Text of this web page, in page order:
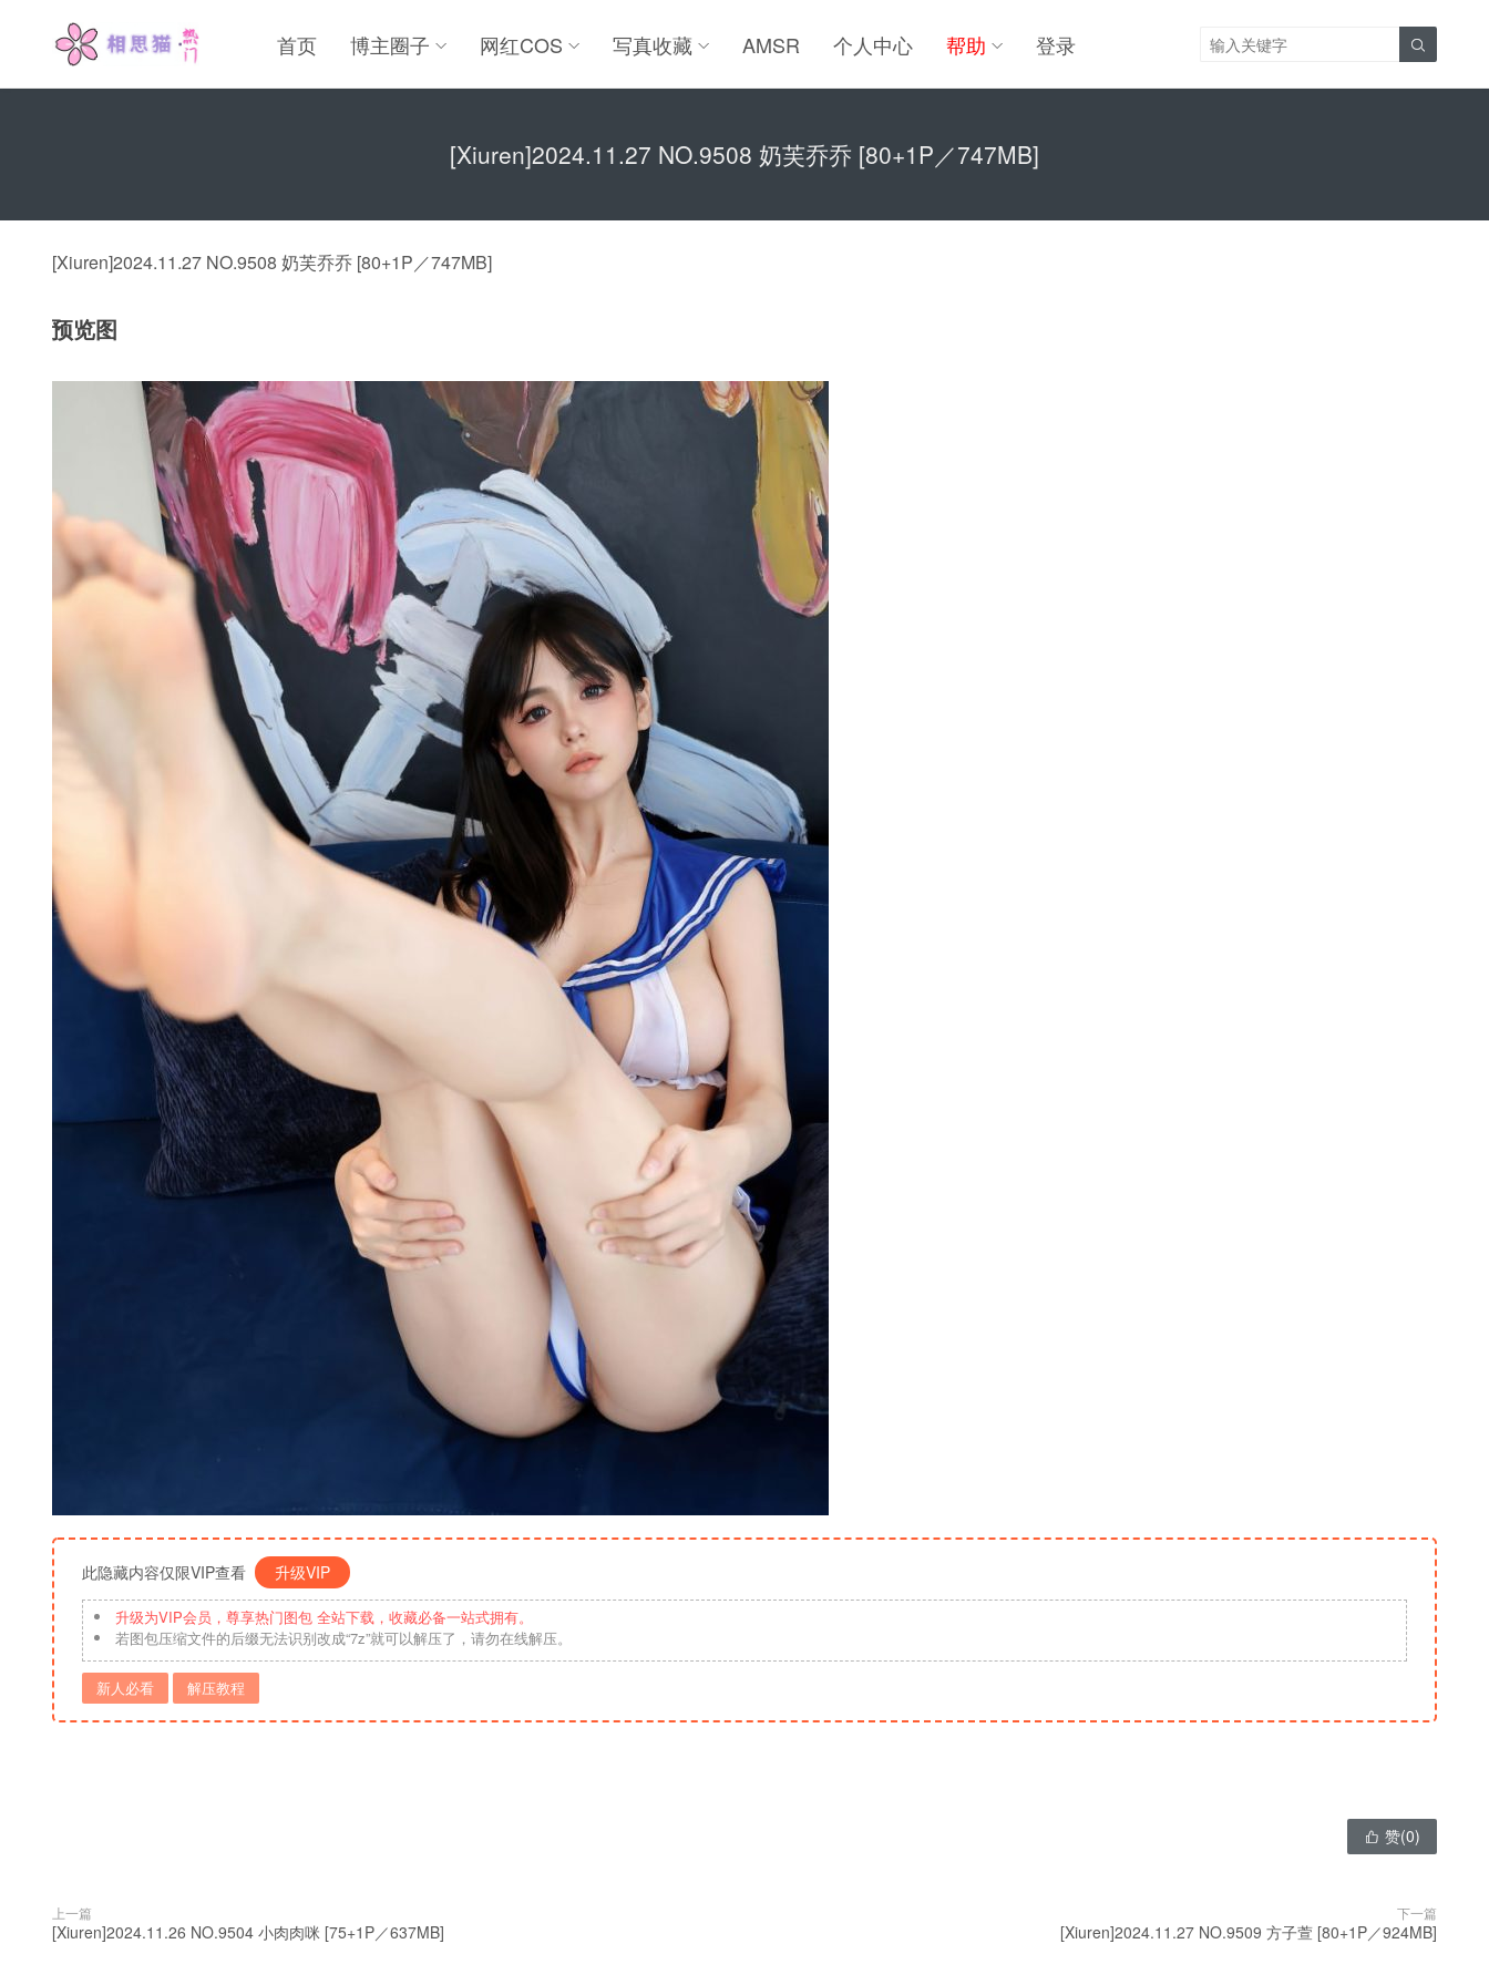
首页 博主圈子 网红COS 写真收藏 AMSR 个人中心 帮助 登录 
[Xiuren]2024.11.27 NO.9508 奶芙乔乔 [80+1P／747MB]
[Xiuren]2024.11.27 NO.9508 奶芙乔乔 [80+1P／747MB]
预览图
此隐藏内容仅限VIP查看 升级VIP
升级为VIP会员，尊享热门图包 全站下载，收藏必备一站式拥有。
若图包压缩文件的后缀无法识别改成“7z”就可以解压了，请勿在线解压。
新人必看 解压教程
 赞(0)
上一篇
[Xiuren]2024.11.26 NO.9504 小肉肉咪 [75+1P／637MB]
下一篇
[Xiuren]2024.11.27 NO.9509 方子萱 [80+1P／924MB]